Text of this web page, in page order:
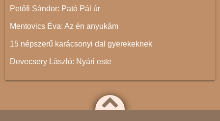
Petőfi Sándor: Pató Pál úr
Mentovics Éva: Az én anyukám
15 népszerű karácsonyi dal gyerekeknek
Devecsery László: Nyári este